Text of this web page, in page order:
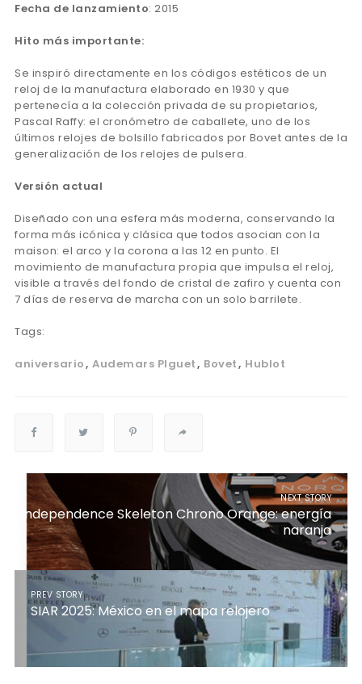
Fecha de lanzamiento: 2015
Hito más importante:
Se inspiró directamente en los códigos estéticos de un
reloj de la manufactura elaborado en 1930 y que
pertenecía a la colección privada de su propietarios,
Pascal Raffy: el cronómetro de caballete, uno de los
últimos relojes de bolsillo fabricados por Bovet antes de la
generalización de los relojes de pulsera.
Versión actual
Diseñado con una esfera más moderna, conservando la
forma más icónica y clásica que todos asocian con la
maison: el arco y la corona a las 12 en punto. El
movimiento de manufactura propia que impulsa el reloj,
visible a través del fondo de cristal de zafiro y cuenta con
7 días de reserva de marcha con un solo barrilete.
Tags:
aniversario Audemars PIguet Bovet Hublot
NEXT STORY
Independence Skeleton Chrono Orange: energía
naranja
PREV STORY
SIAR 2025: México en el mapa relojero